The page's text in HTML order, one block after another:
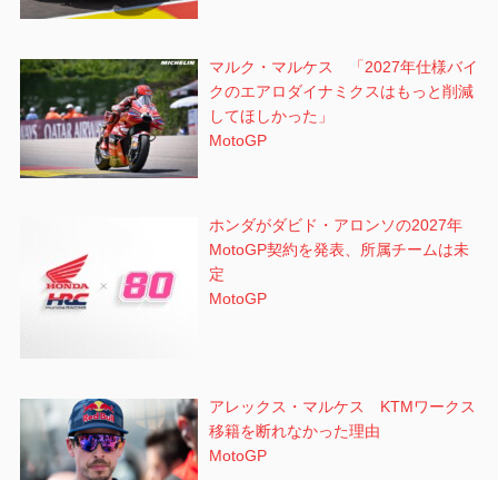
マルク・マルケス 「2027年仕様バイ
クのエアロダイナミクスはもっと削減
してほしかった」
MotoGP
ホンダがダビド・アロンソの2027年
MotoGP契約を発表、所属チームは未
定
MotoGP
アレックス・マルケス KTMワークス
移籍を断れなかった理由
MotoGP